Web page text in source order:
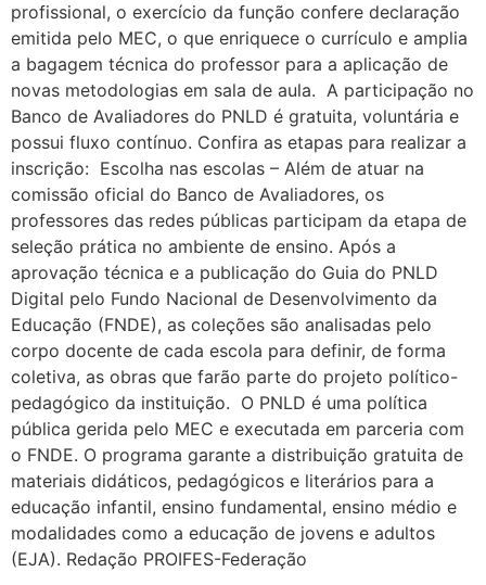
profissional, o exercício da função confere declaração
emitida pelo MEC, o que enriquece o currículo e amplia
a bagagem técnica do professor para a aplicação de
novas metodologias em sala de aula. A participação no
Banco de Avaliadores do PNLD é gratuita, voluntária e
possui fluxo contínuo. Confira as etapas para realizar a
inscrição: Escolha nas escolas – Além de atuar na
comissão oficial do Banco de Avaliadores, os
professores das redes públicas participam da etapa de
seleção prática no ambiente de ensino. Após a
aprovação técnica e a publicação do Guia do PNLD
Digital pelo Fundo Nacional de Desenvolvimento da
Educação (FNDE), as coleções são analisadas pelo
corpo docente de cada escola para definir, de forma
coletiva, as obras que farão parte do projeto político-
pedagógico da instituição. O PNLD é uma política
pública gerida pelo MEC e executada em parceria com
o FNDE. O programa garante a distribuição gratuita de
materiais didáticos, pedagógicos e literários para a
educação infantil, ensino fundamental, ensino médio e
modalidades como a educação de jovens e adultos
(EJA). Redação PROIFES-Federação